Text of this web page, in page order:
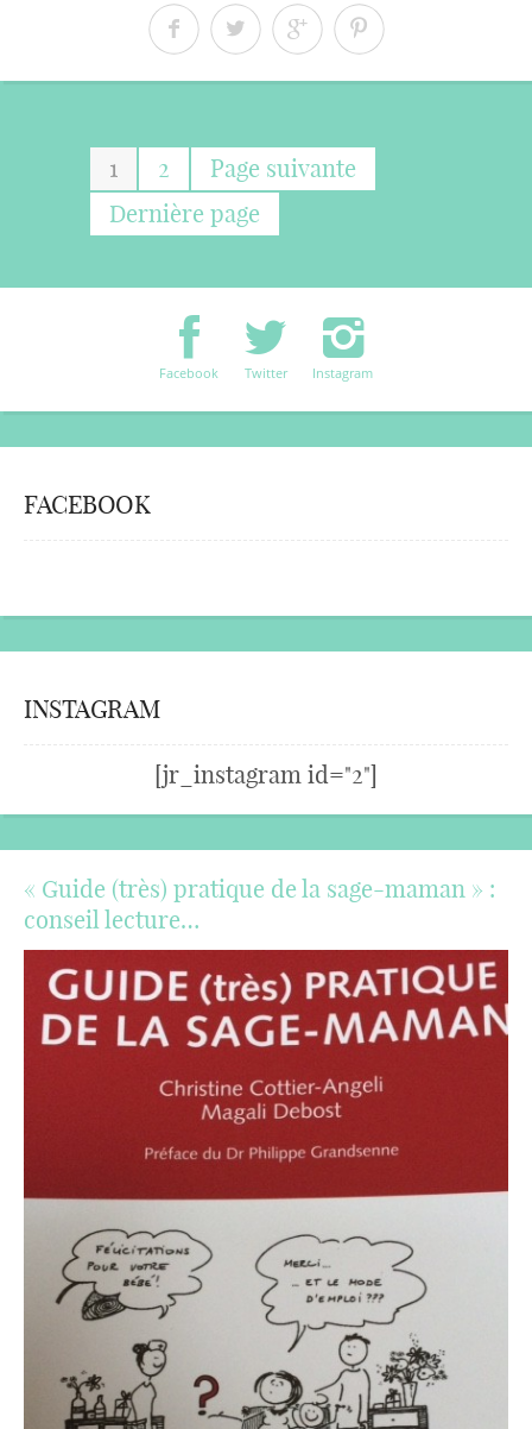
1 2
Page suivante
Dernière page
Facebook Twitter Instagram
FACEBOOK
INSTAGRAM
[jr_instagram id="2"]
« Guide (très) pratique de la sage-maman » :
conseil lecture…